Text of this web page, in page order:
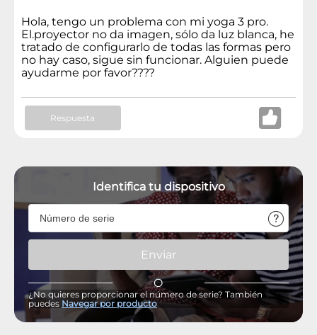
Hola, tengo un problema con mi yoga 3 pro.
El.proyector no da imagen, sólo da luz blanca, he
tratado de configurarlo de todas las formas pero
no hay caso, sigue sin funcionar. Alguien puede
ayudarme por favor????
Respuesta
Identifica tu dispositivo
Enviar
O
¿No quieres proporcionar el número de serie? También
puedes Navegar por producto